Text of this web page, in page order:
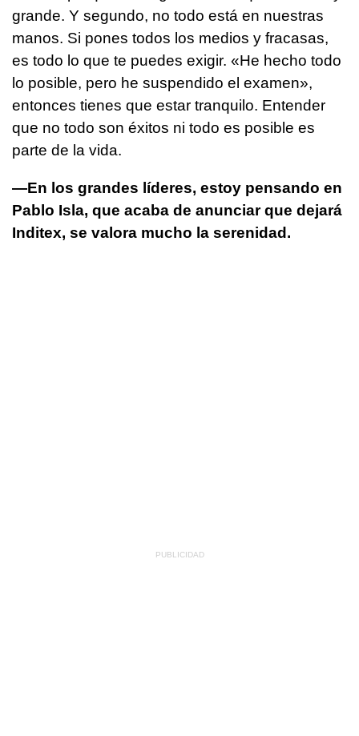
grande. Y segundo, no todo está en nuestras
manos. Si pones todos los medios y fracasas,
es todo lo que te puedes exigir. «He hecho todo
lo posible, pero he suspendido el examen»,
entonces tienes que estar tranquilo. Entender
que no todo son éxitos ni todo es posible es
parte de la vida.
—En los grandes líderes, estoy pensando en
Pablo Isla, que acaba de anunciar que dejará
Inditex, se valora mucho la serenidad.